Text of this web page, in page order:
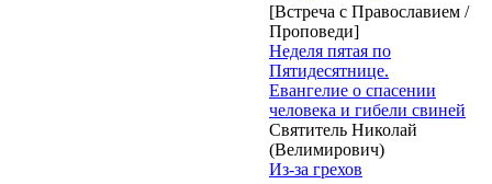
[Встреча с Православием /
Проповеди]
Неделя пятая по
Пятидесятнице.
Евангелие о спасении
человека и гибели свиней
Святитель Николай
(Велимирович)
Из-за грехов